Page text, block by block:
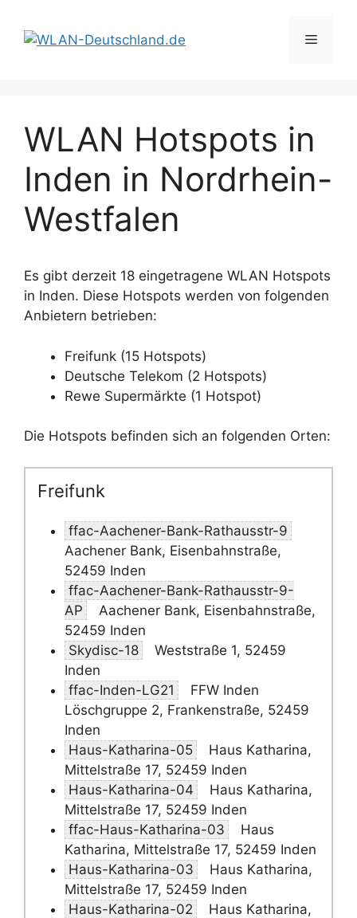
Inhalt
springen
Menü
WLAN Hotspots in
Inden in Nordrhein-
Westfalen
Es gibt derzeit 18 eingetragene WLAN Hotspots
in Inden. Diese Hotspots werden von folgenden
Anbietern betrieben:
Freifunk (15 Hotspots)
Deutsche Telekom (2 Hotspots)
Rewe Supermärkte (1 Hotspot)
Die Hotspots befinden sich an folgenden Orten:
Freifunk
ffac-Aachener-Bank-Rathausstr-9
Aachener Bank, Eisenbahnstraße,
52459 Inden
ffac-Aachener-Bank-Rathausstr-9-
AP
Aachener Bank, Eisenbahnstraße,
52459 Inden
Skydisc-18
Weststraße 1, 52459
Inden
ffac-Inden-LG21
FFW Inden
Löschgruppe 2, Frankenstraße, 52459
Inden
Haus-Katharina-05
Haus Katharina,
Mittelstraße 17, 52459 Inden
Haus-Katharina-04
Haus Katharina,
Mittelstraße 17, 52459 Inden
ffac-Haus-Katharina-03
Haus
Katharina, Mittelstraße 17, 52459 Inden
Haus-Katharina-03
Haus Katharina,
Mittelstraße 17, 52459 Inden
Haus-Katharina-02
Haus Katharina,